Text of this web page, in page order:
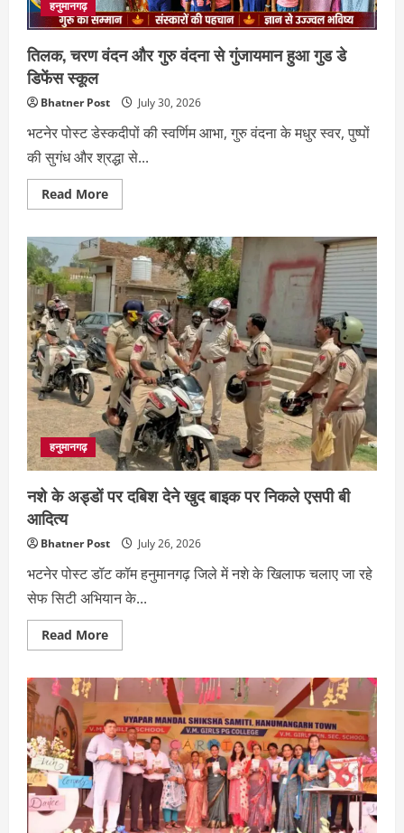
सौंपा
ज्ञापन
हनुमानगढ़
तिलक, चरण वंदन और गुरु वंदना से गुंजायमान हुआ गुड डे
डिफेंस स्कूल
Bhatner Post July 30, 2026
भटनेर पोस्ट डेस्कदीपों की स्वर्णिम आभा, गुरु वंदना के मधुर स्वर, पुष्पों
की सुगंध और श्रद्धा से...
Read MoreRead
more
चरण
वंदन
और
गुरु
वंदना
से
गुंजायमान
हुआ
गुड
डे
डिफेंस
स्कूल
हनुमानगढ़
नशे के अड्डों पर दबिश देने खुद बाइक पर निकले एसपी बी
आदित्य
Bhatner Post July 26, 2026
भटनेर पोस्ट डॉट कॉम हनुमानगढ़ जिले में नशे के खिलाफ चलाए जा रहे
सेफ सिटी अभियान के...
Read MoreRead
more
के
अड्डों
पर
दबिश
देने
खुद
बाइक
पर
निकले
एसपी
बी
आदित्य